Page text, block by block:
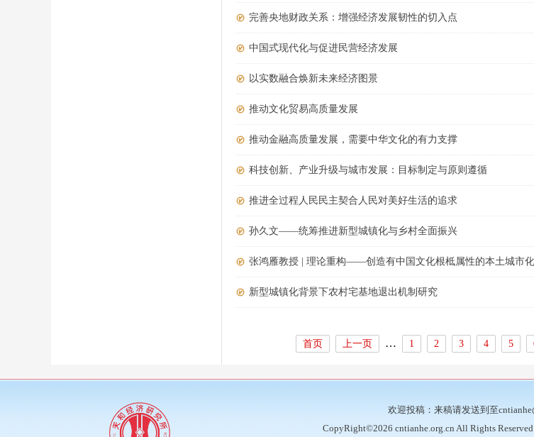
完善央地财政关系：增强经济发展韧性的切入点
中国式现代化与促进民营经济发展
以实数融合焕新未来经济图景
推动文化贸易高质量发展
推动金融高质量发展，需要中华文化的有力支撑
科技创新、产业升级与城市发展：目标制定与原则遵循
推进全过程人民民主契合人民对美好生活的追求
孙久文——统筹推进新型城镇化与乡村全面振兴
张鸿雁教授 | 理论重构——创造有中国文化根柢属性的本土城市
新型城镇化背景下农村宅基地退出机制研究
首页 上一页 … 1 2 3 4 5
欢迎投稿：来稿请发送到至
CopyRight©2026 cntianhe.org.cn All Rights